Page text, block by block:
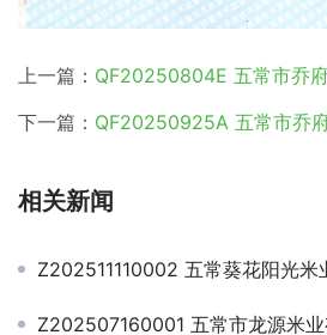
上一篇： QF20250804E 五常市乔府
下一篇： QF20250925A 五常市乔府
相关新闻
Z202511110002 五常葵花阳光米
Z202507160001 五常市龙源米